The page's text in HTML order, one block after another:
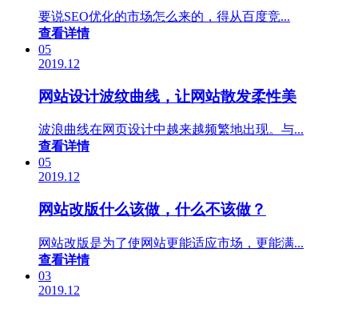
要说SEO优化的市场怎么来的，得从百度竞...
查看详情
05
2019.12
网站设计波纹曲线，让网站散发柔性美
波浪曲线在网页设计中越来越频繁地出现。与...
查看详情
05
2019.12
网站改版什么该做，什么不该做？
网站改版是为了使网站更能适应市场，更能满...
查看详情
03
2019.12